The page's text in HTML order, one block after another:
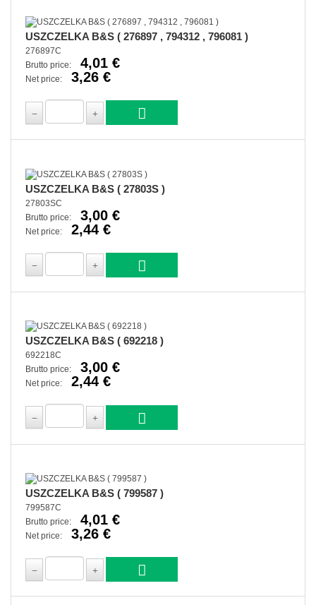
USZCZELKA B&S ( 276897 , 794312 , 796081 )
276897C
Brutto price:
4,01 €
Net price: 3,26 €
USZCZELKA B&S ( 27803S )
27803SC
Brutto price:
3,00 €
Net price: 2,44 €
USZCZELKA B&S ( 692218 )
692218C
Brutto price:
3,00 €
Net price: 2,44 €
USZCZELKA B&S ( 799587 )
799587C
Brutto price:
4,01 €
Net price: 3,26 €